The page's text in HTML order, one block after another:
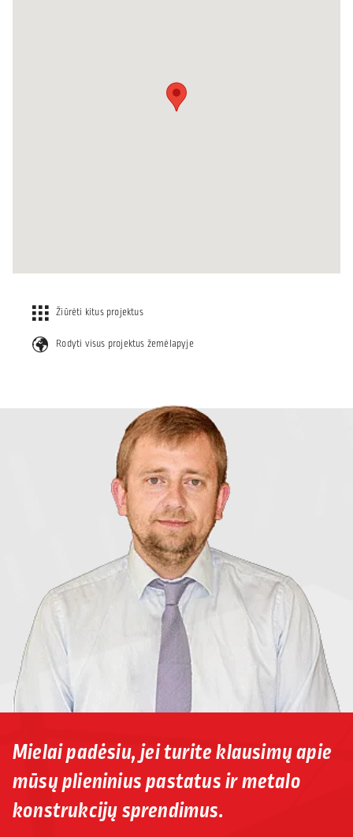
Žiūrėti kitus projektus
Rodyti visus projektus žemėlapyje
Mielai padėsiu, jei turite klausimų apie
mūsų plieninius pastatus ir metalo
konstrukcijų sprendimus.